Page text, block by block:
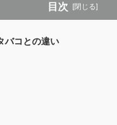
目次 [閉じる]
バコとの違い